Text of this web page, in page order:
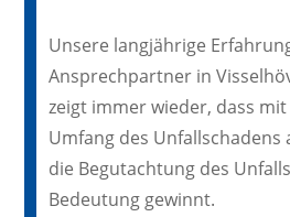
Unsere langjährige
Ansprechpartner in
zeigt immer wieder, dass
Umfang des Unfallschadens
die Begutachtung des
Bedeutung gewinnt.